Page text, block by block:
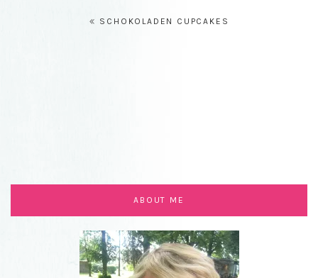
SCHOKOLADEN CUPCAKES
ABOUT ME